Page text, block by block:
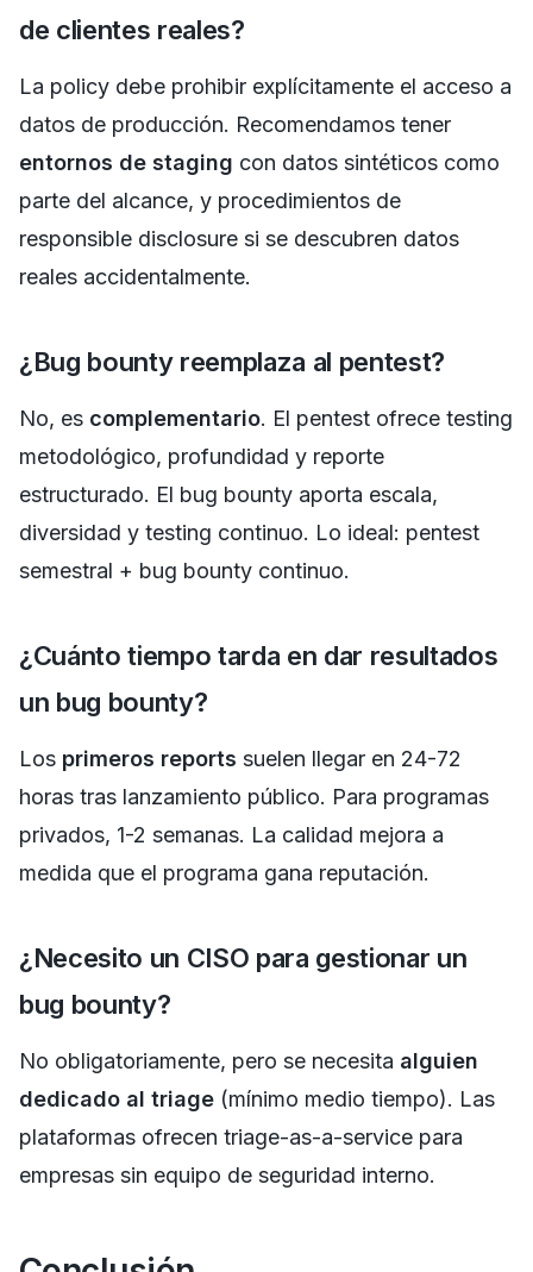
de clientes reales?
La policy debe prohibir explícitamente el acceso a
datos de producción. Recomendamos tener
entornos de staging con datos sintéticos como
parte del alcance, y procedimientos de
responsible disclosure si se descubren datos
reales accidentalmente.
¿Bug bounty reemplaza al pentest?
No, es complementario. El pentest ofrece testing
metodológico, profundidad y reporte
estructurado. El bug bounty aporta escala,
diversidad y testing continuo. Lo ideal: pentest
semestral + bug bounty continuo.
¿Cuánto tiempo tarda en dar resultados
un bug bounty?
Los primeros reports suelen llegar en 24-72
horas tras lanzamiento público. Para programas
privados, 1-2 semanas. La calidad mejora a
medida que el programa gana reputación.
¿Necesito un CISO para gestionar un
bug bounty?
No obligatoriamente, pero se necesita alguien
dedicado al triage (mínimo medio tiempo). Las
plataformas ofrecen triage-as-a-service para
empresas sin equipo de seguridad interno.